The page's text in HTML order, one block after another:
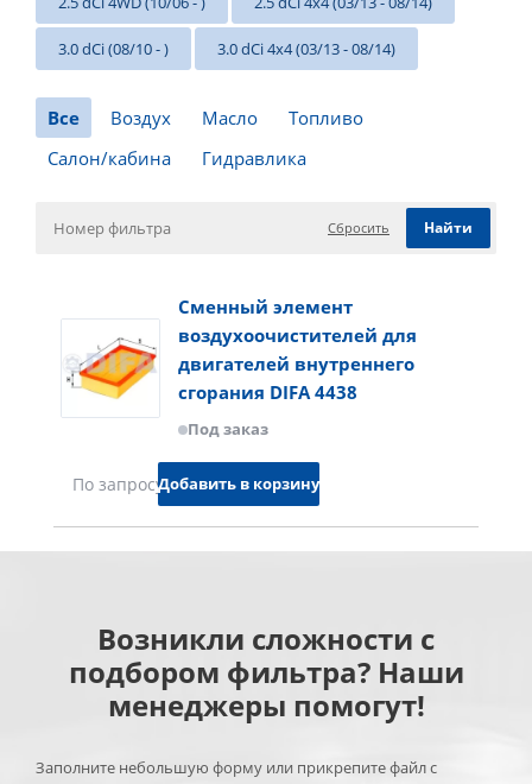
3.0 dCi (08/10 - ) 3.0 dCi 4x4 (03/13 - 08/14)
Все Воздух Масло
Топливо
Салон/кабина
Гидравлика
Сбросить
Сменный элемент
воздухоочистителей для
двигателей внутреннего
сгорания DIFA 4438
Под заказ
По запросуДобавить в корзину
Возникли сложности с
подбором фильтра? Наши
менеджеры помогут!
Заполните небольшую форму или прикрепите файл с